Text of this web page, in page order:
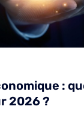
:
2026 ?